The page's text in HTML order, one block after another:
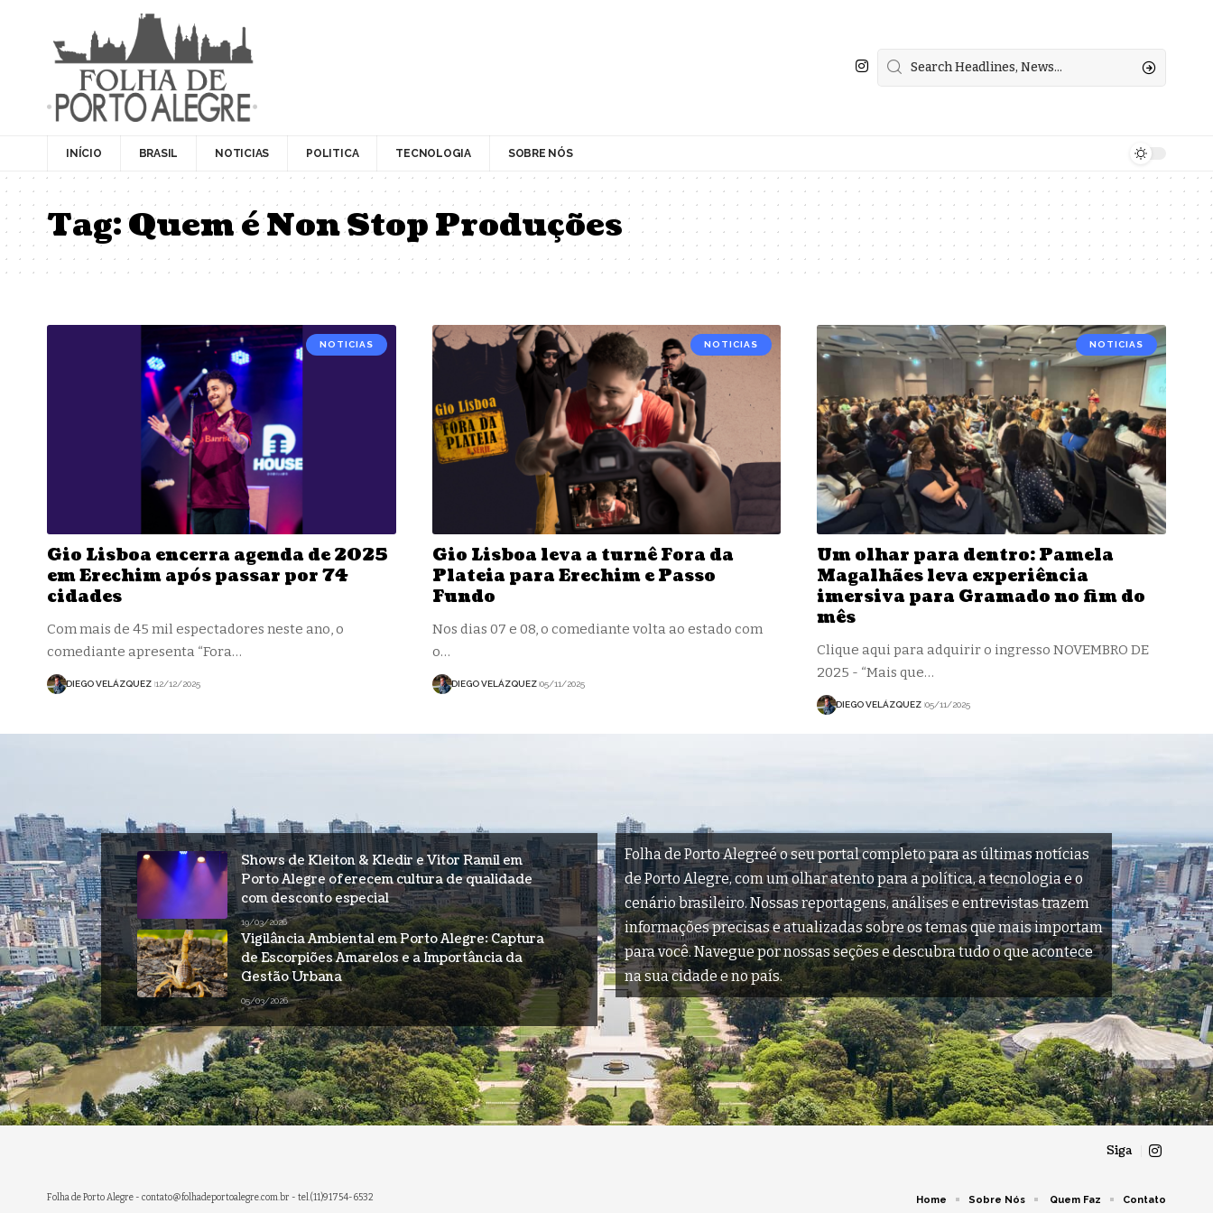
INÍCIO BRASIL NOTICIAS POLITICA TECNOLOGIA SOBRE NÓS
Tag:Quem é Non Stop Produções
NOTICIAS
Gio Lisboa encerra agenda de 2025
em Erechim após passar por 74
cidades
Com mais de 45 mil espectadores neste ano, o
comediante apresenta “Fora…
DIEGO VELÁZQUEZ 12/12/2025
NOTICIAS
Gio Lisboa leva a turnê Fora da
Plateia para Erechim e Passo
Fundo
Nos dias 07 e 08, o comediante volta ao estado com
o…
DIEGO VELÁZQUEZ 05/11/2025
NOTICIAS
Um olhar para dentro: Pamela
Magalhães leva experiência
imersiva para Gramado no fim do
mês
Clique aqui para adquirir o ingresso NOVEMBRO DE
2025 - “Mais que…
DIEGO VELÁZQUEZ 05/11/2025
Shows de Kleiton & Kledir e Vitor Ramil em
Porto Alegre oferecem cultura de qualidade
com desconto especial
19/03/2026
Vigilância Ambiental em Porto Alegre: Captura
de Escorpiões Amarelos e a Importância da
Gestão Urbana
05/03/2026
Folha de Porto Alegreé o seu portal completo para as últimas notícias
de Porto Alegre, com um olhar atento para a política, a tecnologia e o
cenário brasileiro. Nossas reportagens, análises e entrevistas trazem
informações precisas e atualizadas sobre os temas que mais importam
para você. Navegue por nossas seções e descubra tudo o que acontece
na sua cidade e no país.
Siga
Folha de Porto Alegre - contato@folhadeportoalegre.com.br - tel.(11)91754-6532 Home Sobre Nós Quem Faz Contato